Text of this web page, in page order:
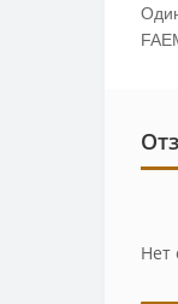
Нет